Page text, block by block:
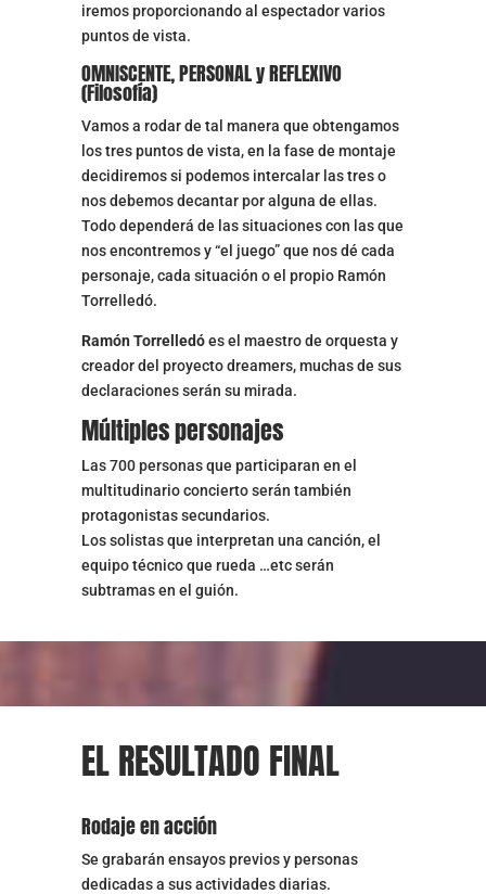
iremos proporcionando al espectador varios
puntos de vista.
OMNISCENTE, PERSONAL y REFLEXIVO
(Filosofía)
Vamos a rodar de tal manera que obtengamos
los tres puntos de vista, en la fase de montaje
decidiremos si podemos intercalar las tres o
nos debemos decantar por alguna de ellas.
Todo dependerá de las situaciones con las que
nos encontremos y “el juego” que nos dé cada
personaje, cada situación o el propio Ramón
Torrelledó.
Ramón Torrelledóes el maestro de orquesta y
creador del proyecto dreamers, muchas de sus
declaraciones serán su mirada.
Múltiples personajes
Las 700 personas que participaran en el
multitudinario concierto serán también
protagonistas secundarios.
Los solistas que interpretan una canción, el
equipo técnico que rueda …etc serán
subtramas en el guión.
EL RESULTADO FINAL
Rodaje en acción
Se grabarán ensayos previos y personas
dedicadas a sus actividades diarias.